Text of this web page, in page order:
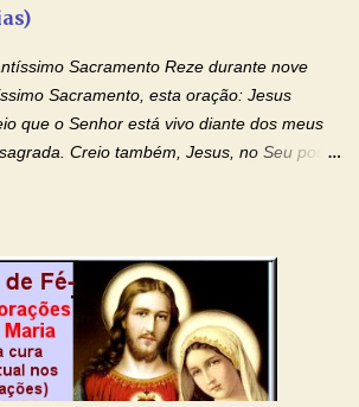
que quiseste atrair tudo a teu unigênito
Sacramento Reze durante nove
Sacramento, esta oração: Jesus
que o Senhor está vivo diante dos meus
Creio também, Jesus, no Seu poder
que este Sangue seja agora derramado
os meus familiares. Eu peço, Senhor
libertador e salvítico deste Sangue,
toda opressão diabólica que possa estar
família. Peço também que atenda, em